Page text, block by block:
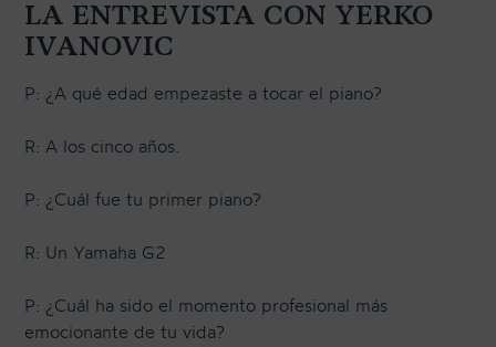
LA ENTREVISTA CON YERKO
IVANOVIC
P: ¿A qué edad empezaste a tocar el piano?
R: A los cinco años.
P: ¿Cuál fue tu primer piano?
R: Un Yamaha G2
P: ¿Cuál ha sido el momento profesional más
emocionante de tu vida?